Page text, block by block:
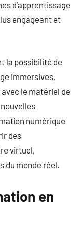
d’apprentissage
engageant et
la possibilité de
immersives,
le matériel de
numérique
des
virtuel,
du monde réel.
en